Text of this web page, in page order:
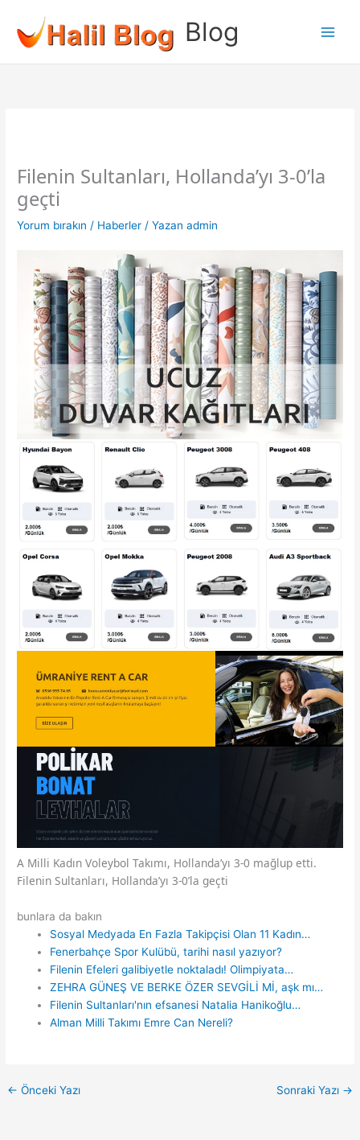
Blog
Filenin Sultanları, Hollanda’yı 3-0’la
geçti
Yorum bırakın / Haberler / Yazan admin
A Milli Kadın Voleybol Takımı, Hollanda’yı 3-0 mağlup etti.
Filenin Sultanları, Hollanda’yı 3-0’la geçti
bunlara da bakın
Sosyal Medyada En Fazla Takipçisi Olan 11 Kadın…
Fenerbahçe Spor Kulübü, tarihi nasıl yazıyor?
Filenin Efeleri galibiyetle noktaladı! Olimpiyata…
ZEHRA GÜNEŞ VE BERKE ÖZER SEVGİLİ Mİ, aşk mı…
Filenin Sultanları'nın efsanesi Natalia Hanikoğlu…
Alman Milli Takımı Emre Can Nereli?
← Önceki Yazı Sonraki Yazı →